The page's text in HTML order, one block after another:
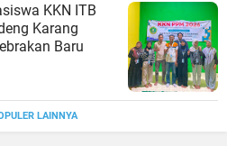
KKN ITB
Karang
Baru
LAINNYA